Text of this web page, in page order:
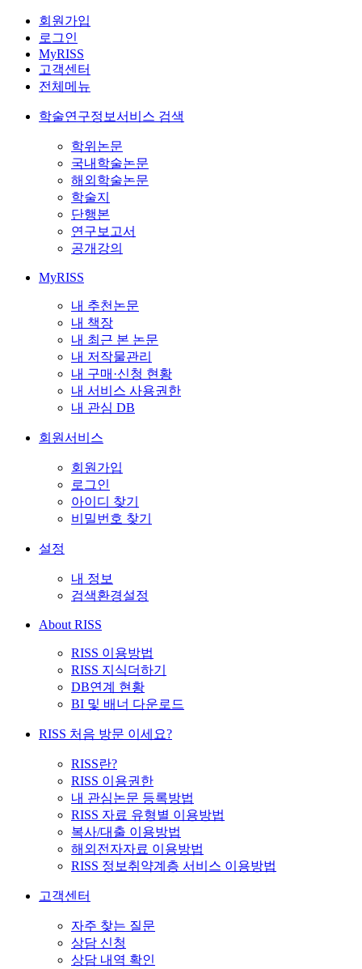
회원가입
로그인
MyRISS
고객센터
전체메뉴
학술연구정보서비스 검색
학위논문
국내학술논문
해외학술논문
학술지
단행본
연구보고서
공개강의
MyRISS
내 추천논문
내 책장
내 최근 본 논문
내 저작물관리
내 구매·신청 현황
내 서비스 사용권한
내 관심 DB
회원서비스
회원가입
로그인
아이디 찾기
비밀번호 찾기
설정
내 정보
검색환경설정
About RISS
RISS 이용방법
RISS 지식더하기
DB연계 현황
BI 및 배너 다운로드
RISS 처음 방문 이세요?
RISS란?
RISS 이용권한
내 관심논문 등록방법
RISS 자료 유형별 이용방법
복사/대출 이용방법
해외전자자료 이용방법
RISS 정보취약계층 서비스 이용방법
고객센터
자주 찾는 질문
상담 신청
상담 내역 확인